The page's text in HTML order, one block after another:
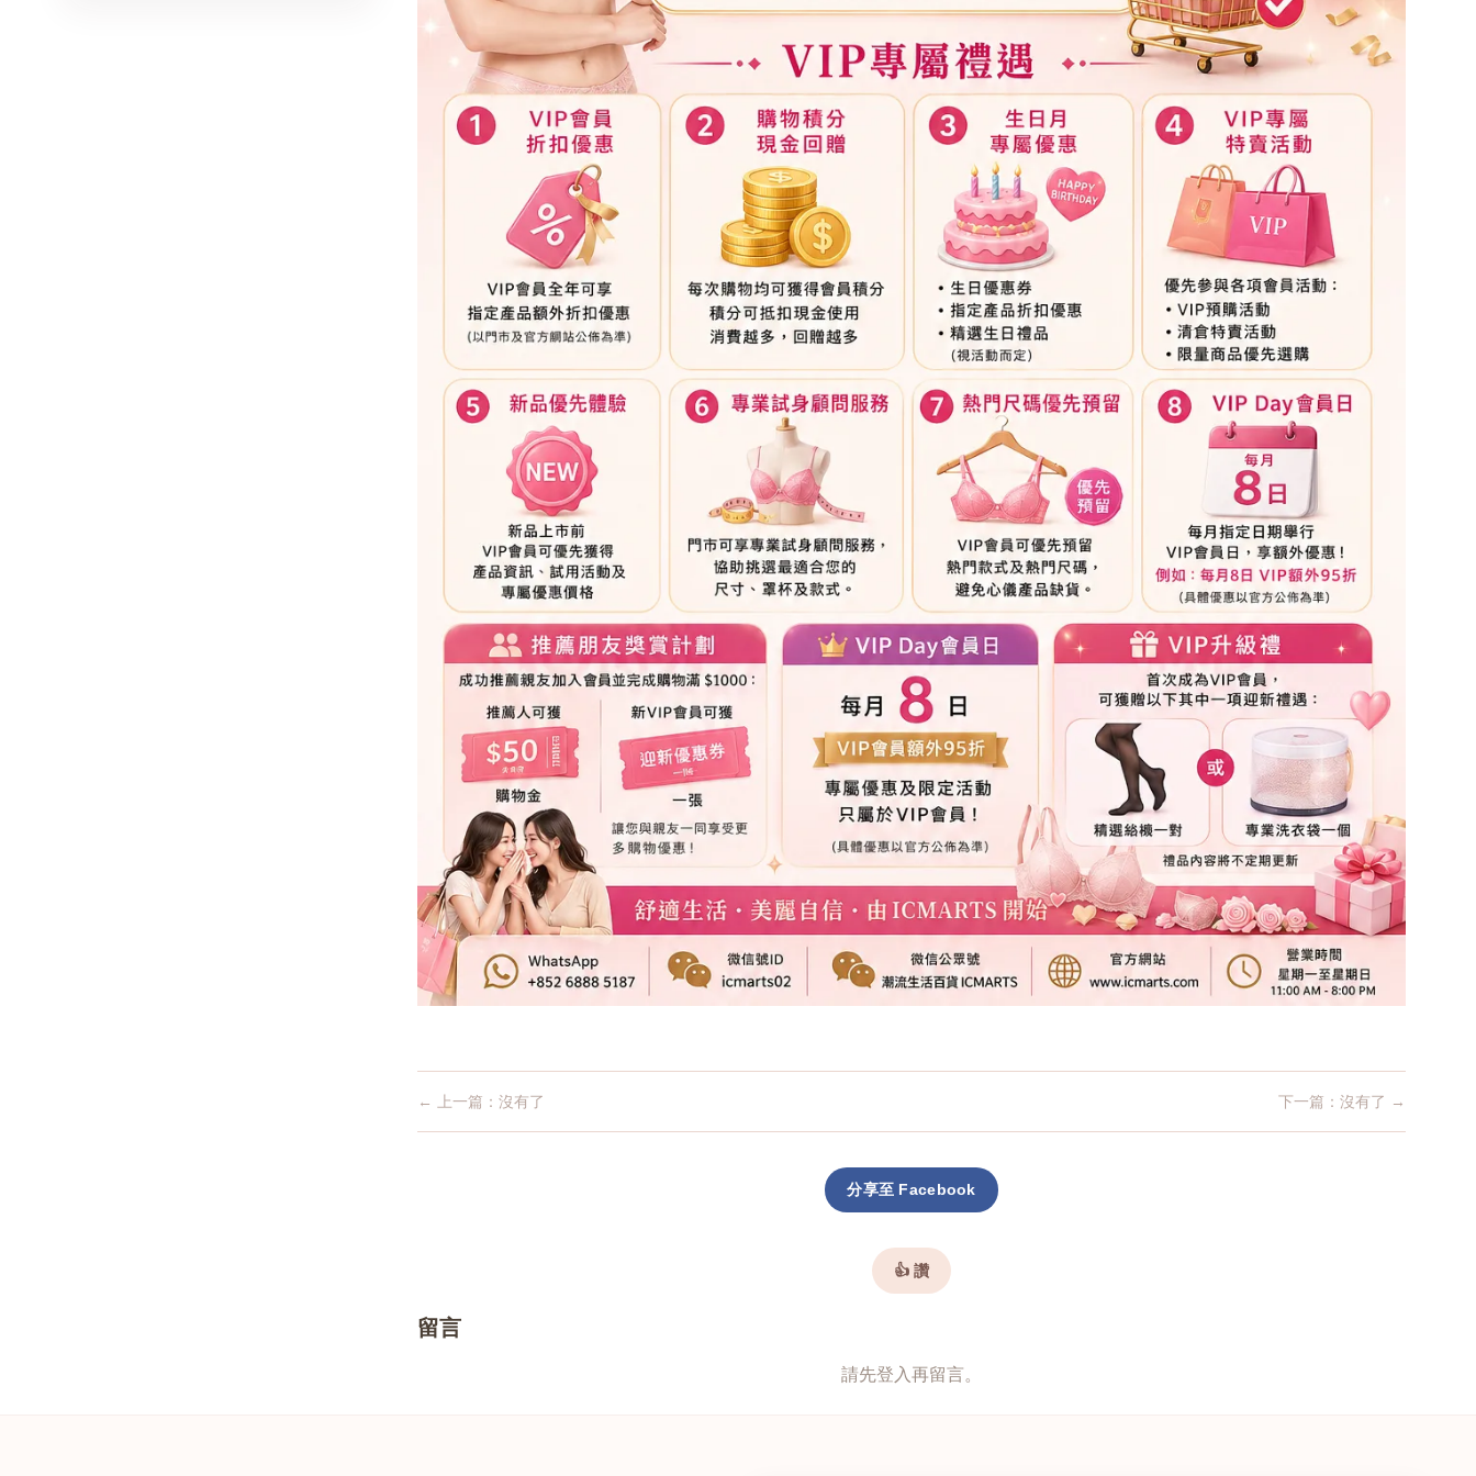
← 上一篇：沒有了 下一篇：沒有了 →
分享至 Facebook
👍 讚
留言
請先登入再留言。